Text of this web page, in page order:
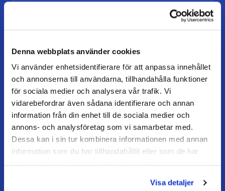
Denna webbplats använder cookies
Vi använder enhetsidentifierare för att anpassa innehållet
och annonserna till användarna, tillhandahålla funktioner
för sociala medier och analysera vår trafik. Vi
vidarebefordrar även sådana identifierare och annan
information från din enhet till de sociala medier och
annons- och analysföretag som vi samarbetar med.
Dessa kan i sin tur kombinera informationen med annan
information som du har tillhandahållit eller som de har
Visa detaljer
26996 Båstad
Öppettider
Måndag–torsdag: 07–16
Fredag / dag före helgdag: 07–15
KUNDSERVICE